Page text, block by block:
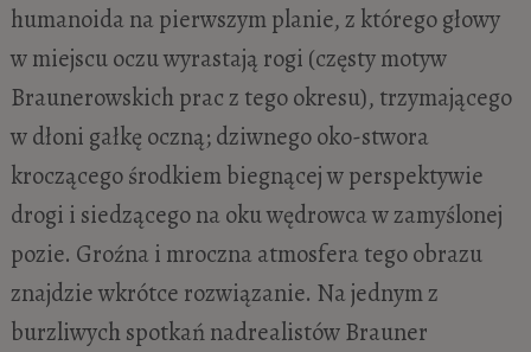
humanoida na pierwszym planie, z którego głowy
w miejscu oczu wyrastają rogi (częsty motyw
Braunerowskich prac z tego okresu), trzymającego
w dłoni gałkę oczną; dziwnego oko-stwora
kroczącego środkiem biegnącej w perspektywie
drogi i siedzącego na oku wędrowca w zamyślonej
pozie. Groźna i mroczna atmosfera tego obrazu
znajdzie wkrótce rozwiązanie. Na jednym z
burzliwych spotkań nadrealistów Brauner